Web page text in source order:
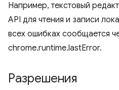
Например, текстовый
API для чтения и записи
всех ошибках сообщается
chrome.runtime.lastError.
Разрешения